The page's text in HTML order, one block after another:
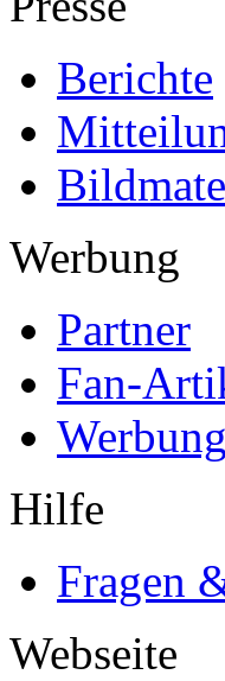
Berichte
Werbung
Partner
Fan-
Hilfe
Fragen
Webseite